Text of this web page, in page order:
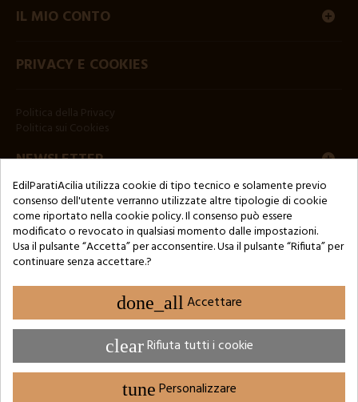
IL MIO CONTO
PRIVACY E COOKIES
NEWSLETTER
Copyright © 2024 by 3Enne s.r.l.s. P.IVA/C.F.: 13466181008
Numero di iscrizione REA: RM-1449325 - Registro delle Imprese di
Roma
Website Developed by M.Borzacchini - TestSide
IMPOSTAZIONE DEI COOKIE
EdilParatiAcilia utilizza cookie di tipo tecnico e solamente previo
consenso dell'utente verranno utilizzate altre tipologie di cookie
come riportato nella cookie policy. Il consenso può essere
modificato o revocato in qualsiasi momento dalle impostazioni.
Usa il pulsante “Accetta” per acconsentire. Usa il pulsante “Rifiuta” per
continuare senza accettare.?
done_all Accettare
clearRifiuta tutti i cookie
tunePersonalizzare